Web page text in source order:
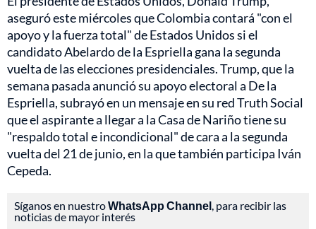
aseguró este miércoles que Colombia contará "con el
apoyo y la fuerza total" de Estados Unidos si el
candidato Abelardo de la Espriella gana la segunda
vuelta de las elecciones presidenciales. Trump, que la
semana pasada anunció su apoyo electoral a De la
Espriella, subrayó en un mensaje en su red Truth Social
que el aspirante a llegar a la Casa de Nariño tiene su
"respaldo total e incondicional" de cara a la segunda
vuelta del 21 de junio, en la que también participa Iván
Cepeda.
Síganos en nuestroWhatsApp Channel, para recibir las
noticias de mayor interés